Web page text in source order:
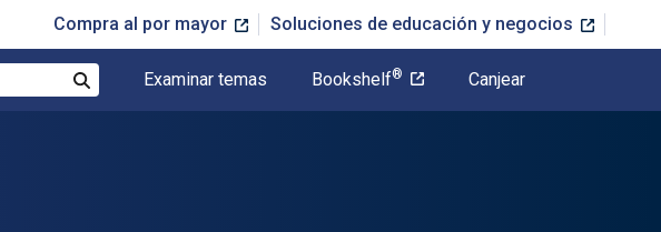
Compra al por mayor Soluciones de educación y negocios
Examinar temas Bookshelf® Canjear